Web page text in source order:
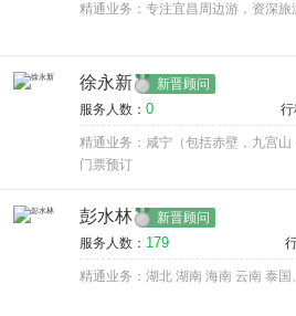
精通业务：专注宜昌周边游，资深
徐永新 新晋顾问
服务人数： 0 行
精通业务：咸宁（包括赤壁，九宫
门票预订
彭水林 新晋顾问
服务人数： 179
精通业务：湖北 湖南 海南 云南 泰